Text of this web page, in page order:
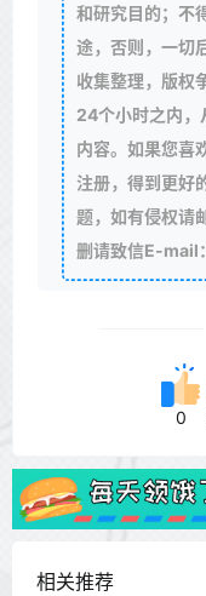
和研究目的；不
途，否则，一切
收集整理，版权
24个小时之内，
内容。如果您喜
注册，得到更好
题，如有侵权请
删请致信E-mail
0
相关推荐